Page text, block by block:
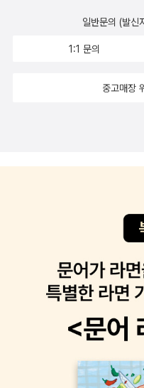
10, 2011), <막>(이원우,
개와 연기>(차재민, 2013) 등
화는 “특정 공간을 기반으로
하는데, 이 영화는 지존파 사
입하는데, 책은 영화의 맥락
지의 활용이 갖는 독특한 효
멘터리 영화와 타 예술 분야
따르면 최근 한국 다큐멘터리
아니라, 동영상만이 아니라
으로 활용하고 있다. 대기업
대중의 시선을 독차지하고 있
미롭고 새로운 분석을 통해
안내한다. 오랜 기간 한국 다
일반문의 (발신
1:1 문의
중고매장